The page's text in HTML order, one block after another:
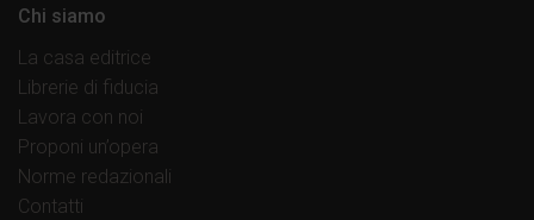
Chi siamo
La casa editrice
Librerie di fiducia
Lavora con noi
Proponi un’opera
Norme redazionali
Contatti